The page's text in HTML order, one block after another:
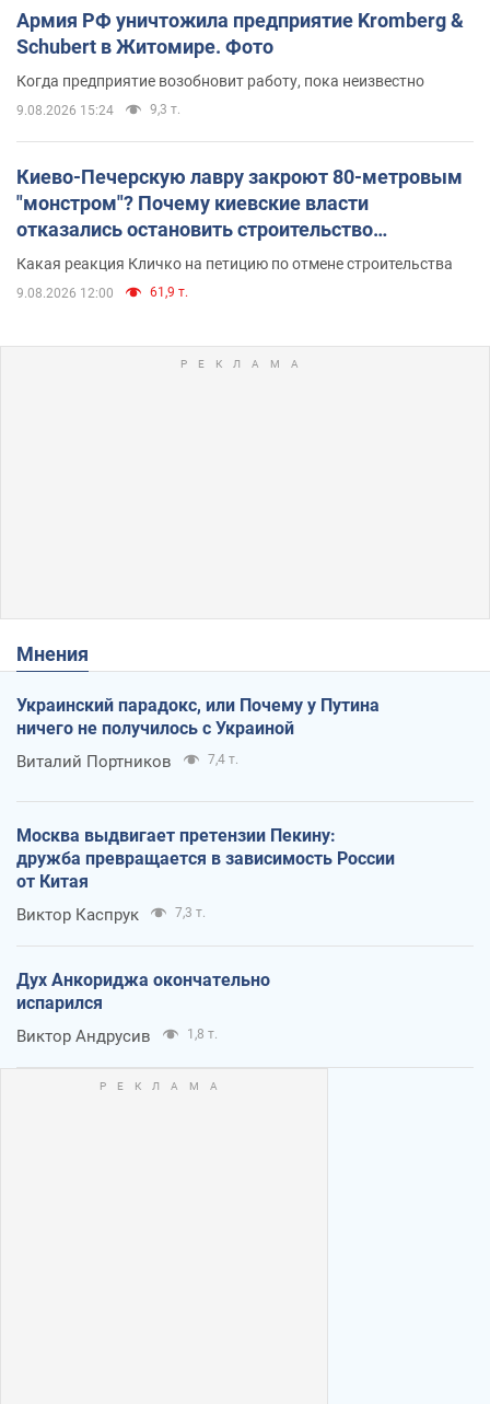
Армия РФ уничтожила предприятие Kromberg &
Schubert в Житомире. Фото
Когда предприятие возобновит работу, пока неизвестно
9.08.2026 15:24 9,3 т.
Киево-Печерскую лавру закроют 80-метровым
"монстром"? Почему киевские власти
отказались остановить строительство
небоскреба "московского верующего"
Какая реакция Кличко на петицию по отмене строительства
9.08.2026 12:00 61,9 т.
Мнения
Украинский парадокс, или Почему у Путина
ничего не получилось с Украиной
Виталий Портников 7,4 т.
Москва выдвигает претензии Пекину:
дружба превращается в зависимость России
от Китая
Виктор Каспрук 7,3 т.
Дух Анкориджа окончательно
испарился
Виктор Андрусив 1,8 т.